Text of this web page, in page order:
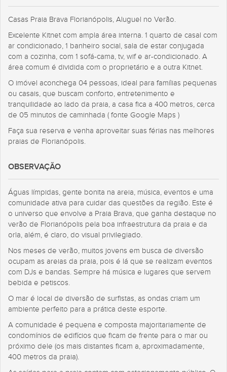
Casas Praia Brava Florianópolis, Aluguel no Verão.
Excelente Kitnet com ampla área interna. 1 quarto de casal com
ar condicionado, 1 banheiro social, sala de estar conjugada
com a cozinha, com 1 sofá-cama, tv, wif e ar-condicionado. A
área comum é dividida com o proprietário e a outra Kitnet.
O imóvel aconchega 04 pessoas, ideal para famílias pequenas
ou casais, que buscam conforto, entretenimento e
tranquilidade ao lado da praia, a casa fica a 400 metros, cerca
de 05 minutos de caminhada ( fonte Google Maps )
Faça sua reserva e venha aproveitar suas férias nas melhores
praias de Florianópolis.
OBSERVAÇÃO
Águas límpidas, gente bonita na areia, música, eventos e uma
comunidade ativa para cuidar das questões da região. Este é
o universo que envolve a Praia Brava, que ganha destaque no
verão de Florianópolis pela boa infraestrutura da praia e da
orla, além, é claro, do visual privilegiado.
Nos meses de verão, muitos jovens em busca de diversão
ocupam as areias da praia, pois é lá que se realizam eventos
com DJs e bandas. Sempre há música e lugares que servem
bebida e petiscos.
O mar é local de diversão de surfistas, as ondas criam um
ambiente perfeito para a prática deste esporte.
A comunidade é pequena e composta majoritariamente de
condomínios de edifícios que ficam de frente para o mar ou
próximo dele (os mais distantes ficam a, aproximadamente,
400 metros da praia).